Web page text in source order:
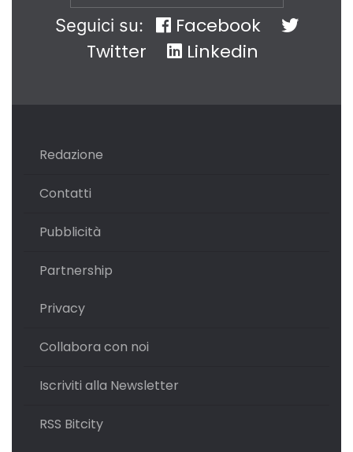
Seguici su:
Facebook
Twitter
Linkedin
Redazione
Contatti
Pubblicità
Partnership
Privacy
Collabora con noi
Iscriviti alla Newsletter
RSS Bitcity